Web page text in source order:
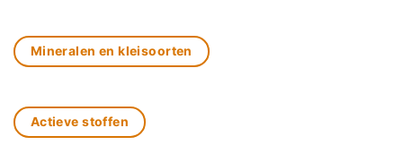
Mineralen en kleisoorten
Actieve stoffen